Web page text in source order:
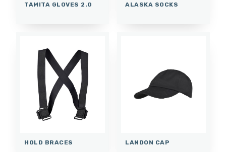
TAMITA GLOVES 2.0 ALASKA SOCKS
HOLD BRACES LANDON CAP